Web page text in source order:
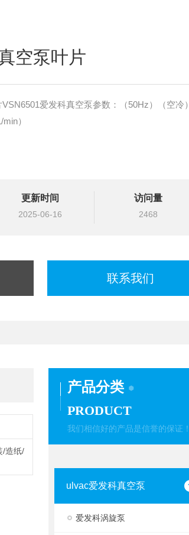
空泵叶片
爱发科真空泵参数：（50Hz）（空冷）
min）
更新时间
2025-06-16
访问量
2468
联系我们
产品分类
PRODUCT
我们相信好的产品是信誉的保证！
ulvac爱发科真空泵
爱发科涡旋泵
/造纸/